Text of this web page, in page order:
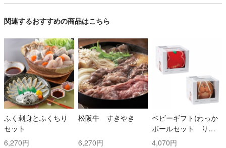
関連するおすすめの商品はこちら
ふく刺身とふくちり
セット
6,270円
松阪牛 すきやき
6,270円
ベビーギフト(わっか
ボールセット りん
ご・しまりす)
4,070円